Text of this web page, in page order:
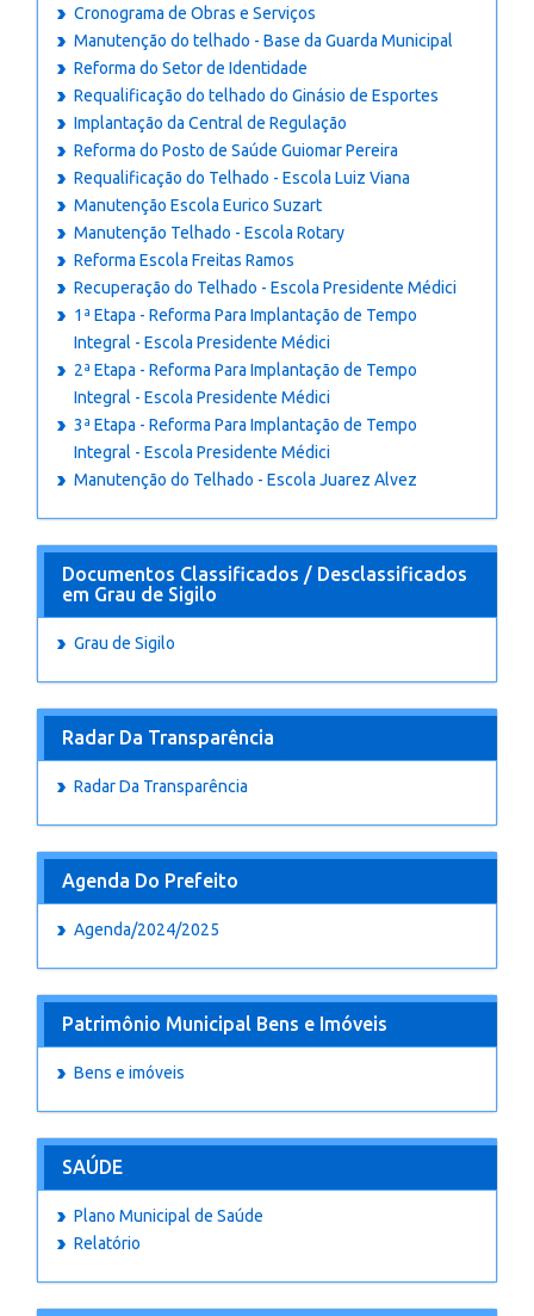
Cronograma de Obras e Serviços
Manutenção do telhado - Base da Guarda Municipal
Reforma do Setor de Identidade
Requalificação do telhado do Ginásio de Esportes
Implantação da Central de Regulação
Reforma do Posto de Saúde Guiomar Pereira
Requalificação do Telhado - Escola Luiz Viana
Manutenção Escola Eurico Suzart
Manutenção Telhado - Escola Rotary
Reforma Escola Freitas Ramos
Recuperação do Telhado - Escola Presidente Médici
1ª Etapa - Reforma Para Implantação de Tempo
Integral - Escola Presidente Médici
2ª Etapa - Reforma Para Implantação de Tempo
Integral - Escola Presidente Médici
3ª Etapa - Reforma Para Implantação de Tempo
Integral - Escola Presidente Médici
Manutenção do Telhado - Escola Juarez Alvez
Documentos Classificados / Desclassificados
em Grau de Sigilo
Grau de Sigilo
Radar Da Transparência
Radar Da Transparência
Agenda Do Prefeito
Agenda/2024/2025
Patrimônio Municipal Bens e Imóveis
Bens e imóveis
SAÚDE
Plano Municipal de Saúde
Relatório